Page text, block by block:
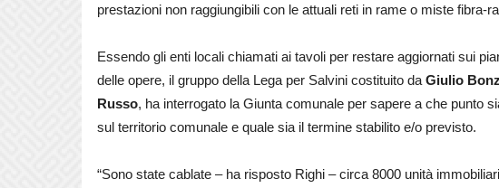
prestazioni non raggiungibili con le attuali reti in rame o miste fibra-
Essendo gli enti locali chiamati ai tavoli per restare aggiornati sui
delle opere, il gruppo della Lega per Salvini costituito daGiulio
Russo, ha interrogato la Giunta comunale per sapere a che punto
sul territorio comunale e quale sia il termine stabilito e/o previsto.
“Sono state cablate – ha risposto Righi – circa 8000 unità